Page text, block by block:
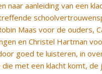
naar aanleiding van een
Maas voor de ouders,
en Christel Hartman
goed te luisteren, in
met een klacht komt, de